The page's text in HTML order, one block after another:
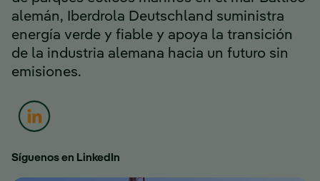
alemán, Iberdrola Deutschland suministra
energía verde y fiable y apoya la transición
de la industria alemana hacia un futuro sin
emisiones.
Síguenos en LinkedIn